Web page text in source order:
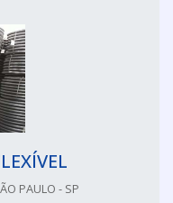
PAULO - SP